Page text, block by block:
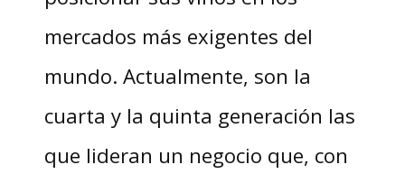
mercados más exigentes del
mundo. Actualmente, son la
cuarta y la quinta generación las
que lideran un negocio que, con